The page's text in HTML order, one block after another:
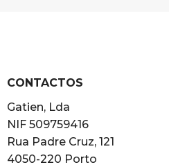
CONTACTOS
Gatien, Lda
NIF 509759416
Rua Padre Cruz, 121
4050-220 Porto